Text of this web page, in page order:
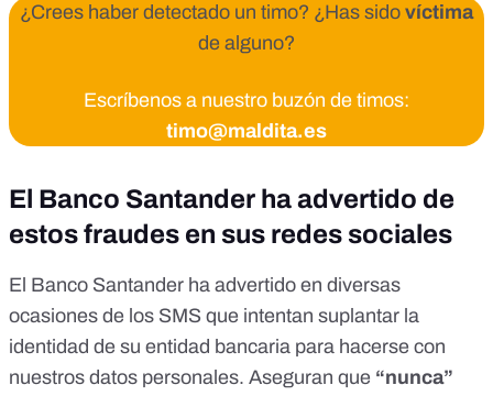
¿Crees haber detectado un timo? ¿Has sido víctima
de alguno?
Escríbenos a nuestro buzón de timos:
timo@maldita.es
El Banco Santander ha advertido de
estos fraudes en sus redes sociales
El Banco Santander ha advertido en diversas
ocasiones de los SMS que intentan suplantar la
identidad de su entidad bancaria para hacerse con
nuestros datos personales. Aseguran que “nunca”